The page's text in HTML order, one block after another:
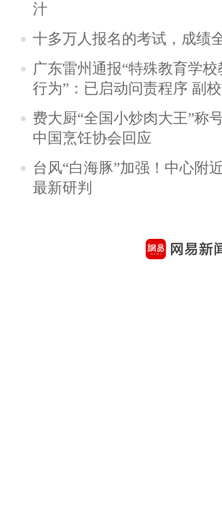
汁
十多万人报名的考试，成绩
广东雷州通报“特殊教育学
行为”：已启动问责程序 副
费大厨“全国小炒肉大王”称
中国烹饪协会回应
台风“白海豚”加强！中心附
最新研判